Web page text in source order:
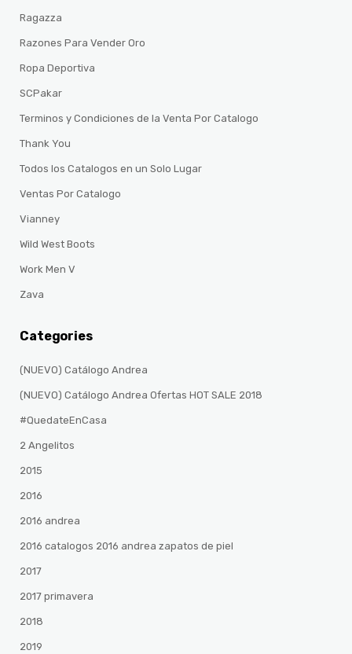
Ragazza
Razones Para Vender Oro
Ropa Deportiva
SCPakar
Terminos y Condiciones de la Venta Por Catalogo
Thank You
Todos los Catalogos en un Solo Lugar
Ventas Por Catalogo
Vianney
Wild West Boots
Work Men V
Zava
Categories
(NUEVO) Catálogo Andrea
(NUEVO) Catálogo Andrea Ofertas HOT SALE 2018
#QuedateEnCasa
2 Angelitos
2015
2016
2016 andrea
2016 catalogos 2016 andrea zapatos de piel
2017
2017 primavera
2018
2019